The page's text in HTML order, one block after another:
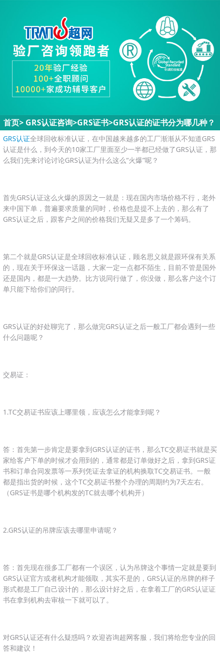
首页> GRS认证咨询>GRS证书>GRS认证的证书分为哪几种？
GRS认证全球回收标准认证，在中国越来越多的工厂渐渐从不知道GRS
认证是什么，到今天的10家工厂里面至少一半都已经做了GRS认证，那
么我们先来讨论讨论GRS认证为什么这么“火爆”呢？
首先GRS认证这么火爆的原因之一就是：现在国内市场价格不行，老外
来中国下单，普遍要求质量的同时，价格也是提不上去的，那么有了
GRS认证之后，跟客户之间的价格我们无疑又是多了一个筹码。
第二个就是GRS认证是全球回收标准认证，顾名思义就是跟环保有关系
的，现在关于环保这一话题，大家一定一点都不陌生，目前不管是国外
还是国内，都是一大趋势。比方说同行做了，你没做，那么客户这个订
单只能下给你们的同行。
GRS认证的好处聊完了，那么做完GRS认证之后一般工厂都会遇到一些
什么问题呢？
交易证：
1.TC交易证书应该上哪里领，应该怎么才能拿到呢？
答：首先第一步肯定是要拿到GRS认证的证书，那么TC交易证书就是买
家给客户下单的时候才会用到的，通常都是订单做好之后，拿到GRS证
书和订单合同发票等一系列凭证去拿证的机构换取TC交易证书。一般
都是指出货的时候，这个TC交易证书整个办理的周期约为7天左右。
（GRS证书是哪个机构发的TC就去哪个机构开）
2.GRS认证的吊牌应该去哪里申请呢？
答：首先现在很多工厂都有一个误区，认为吊牌这个事情一定就是要到
GRS认证官方或者机构才能领取，其实不是的，GRS认证的吊牌的样子
形式都是工厂自己设计的，那么设计好之后，在拿着工厂的GRS认证证
书在拿到机构去审核一下就可以了。
对GRS认证还有什么疑惑吗？欢迎咨询超网客服，我们将给您专业的回
答和建议！